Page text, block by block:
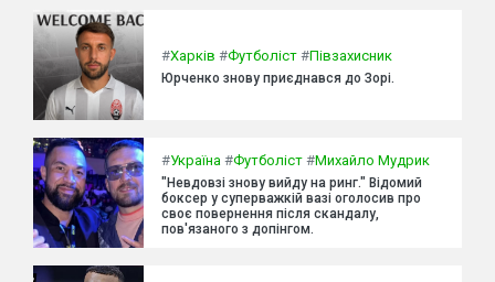
#Харків #Футболіст #Півзахисник
Юрченко знову приєднався до Зорі.
#Україна #Футболіст #Михайло Мудрик
"Невдовзі знову вийду на ринг." Відомий
боксер у суперважкій вазі оголосив про
своє повернення після скандалу,
пов'язаного з допінгом.